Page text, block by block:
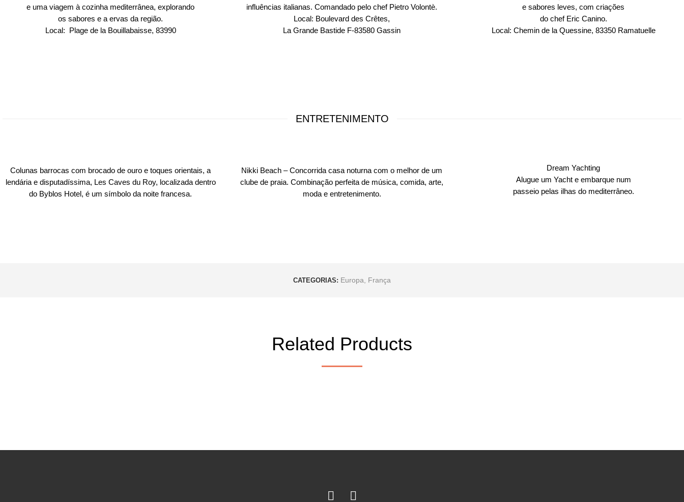
e uma viagem à cozinha mediterrânea, explorando
os sabores e a ervas da região.
Local: Plage de la Bouillabaisse, 83990
influências italianas. Comandado pelo chef Pietro Volontè.
Local: Boulevard des Crêtes,
La Grande Bastide F-83580 Gassin
e sabores leves, com criações
do chef Eric Canino.
Local: Chemin de la Quessine, 83350 Ramatuelle
ENTRETENIMENTO
Colunas barrocas com brocado de ouro e toques orientais, a
lendária e disputadíssima, Les Caves du Roy, localizada dentro
do Byblos Hotel, é um símbolo da noite francesa.
Nikki Beach – Concorrida casa noturna com o melhor de um
clube de praia. Combinação perfeita de música, comida, arte,
moda e entretenimento.
Dream Yachting
Alugue um Yacht e embarque num
passeio pelas ilhas do mediterrâneo.
CATEGORIAS: Europa França
Related Products